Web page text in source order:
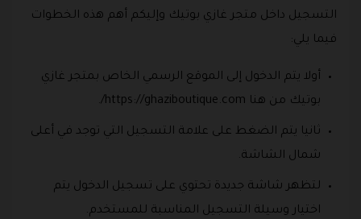
التسجيل داخل متجر غازي بوتيك وإليكم أهم هذه الخطوات
فيما يلي:
أولا يتم الدخول إلى الموقع الرسمي الخاص بمتجر غازي
بوتيك من هنا https://ghaziboutique.com/.
ثانيا يتم الضغط على علامة التسجيل التي توجد في أعلى
شمال الشاشة.
لتظهر شاشة جديدة تحتوي على تسجيل الدخول يتم
اختيار وسيلة التسجيل المناسبة للمستخدم.